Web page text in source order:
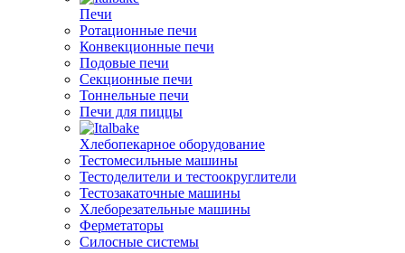
Печи
Ротационные печи
Конвекционные печи
Подовые печи
Секционные печи
Тоннельные печи
Печи для пиццы
Хлебопекарное оборудование
Тестомесильные машины
Тестоделители и тестоокруглители
Тестозакаточные машины
Хлеборезательные машины
Ферметаторы
Силосные системы